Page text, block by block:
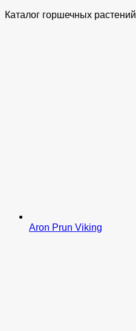
Каталог горшечных растений
Aron Prun Viking